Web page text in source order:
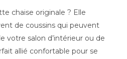
chaise originale ? Elle
de coussins qui peuvent
votre salon d’intérieur ou de
allié confortable pour se